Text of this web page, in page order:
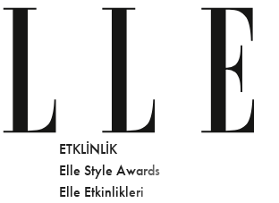
ETKLINLIK
Elle Style Awards
Elle Etkinlikleri